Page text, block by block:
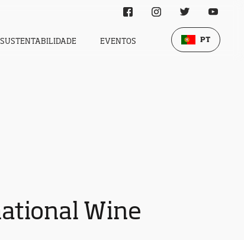
Wine
SUSTENTABILIDADE EVENTOS PT